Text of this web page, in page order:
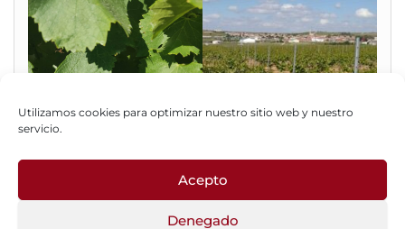
Utilizamos cookies para optimizar nuestro sitio web y nuestro
servicio.
Acepto
Denegado
Fotos del Blog